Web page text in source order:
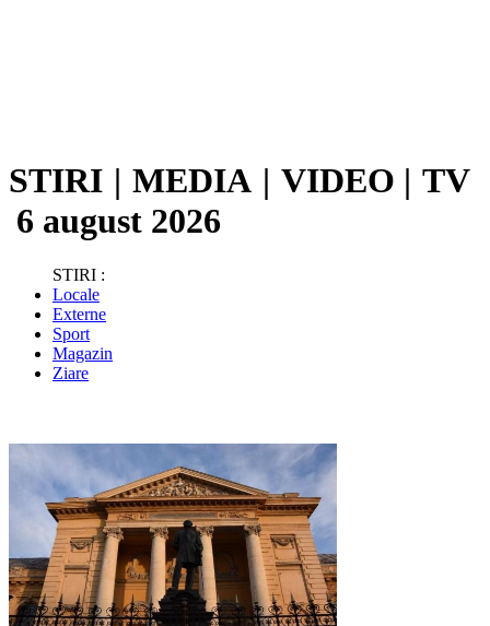
STIRI | MEDIA | VIDEO | TV
6 august 2026
STIRI :
Locale
Externe
Sport
Magazin
Ziare